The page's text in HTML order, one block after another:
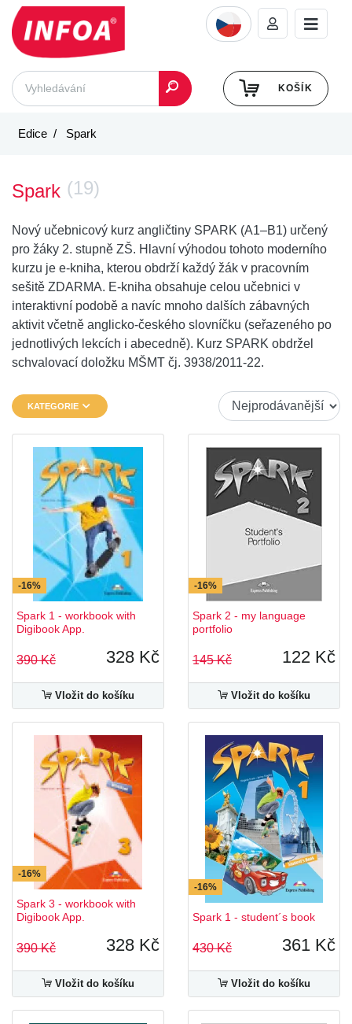
KOŠÍK
Edice Spark
Spark (19)
Nový učebnicový kurz angličtiny SPARK (A1–B1) určený
pro žáky 2. stupně ZŠ. Hlavní výhodou tohoto moderního
kurzu je e-kniha, kterou obdrží každý žák v pracovním
sešitě ZDARMA. E-kniha obsahuje celou učebnici v
interaktivní podobě a navíc mnoho dalších zábavných
aktivit včetně anglicko-českého slovníčku (seřazeného po
jednotlivých lekcích i abecedně). Kurz SPARK obdržel
schvalovací doložku MŠMT čj. 3938/2011-22.
KATEGORIE
-16%
Spark 1 - workbook with
Digibook App.
390 Kč 328 Kč
Vložit do košíku
-16%
Spark 2 - my language
portfolio
145 Kč 122 Kč
Vložit do košíku
-16%
Spark 3 - workbook with
Digibook App.
390 Kč 328 Kč
Vložit do košíku
-16%
Spark 1 - student´s book
430 Kč 361 Kč
Vložit do košíku